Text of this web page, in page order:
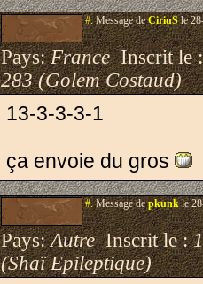
#.Message deCiriuSle
Pays:FranceInscrit le
283 (Golem Costaud)
13-3-3-3-1
ça envoie du gros
#.Message depkunkle
Pays:AutreInscrit le :
(Shaï Epileptique)